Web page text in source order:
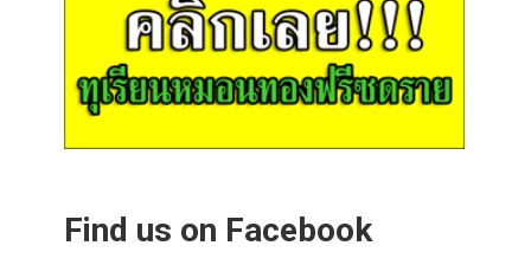
Find us on Facebook